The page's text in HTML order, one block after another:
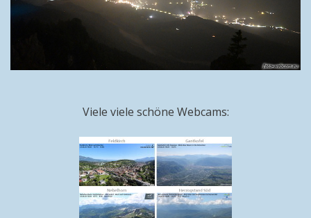
Viele viele schöne Webcams: